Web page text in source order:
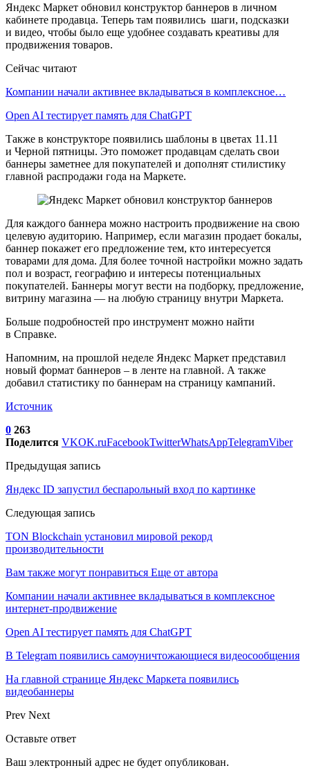
Яндекс Маркет обновил конструктор баннеров в личном
кабинете продавца. Теперь там появились шаги, подсказки
и видео, чтобы было еще удобнее создавать креативы для
продвижения товаров.
Сейчас читают
Компании начали активнее вкладываться в комплексное…
Open AI тестирует память для ChatGPT
Также в конструкторе появились шаблоны в цветах 11.11
и Черной пятницы. Это поможет продавцам сделать свои
баннеры заметнее для покупателей и дополнят стилистику
главной распродажи года на Маркете.
Для каждого баннера можно настроить продвижение на свою
целевую аудиторию. Например, если магазин продает бокалы,
баннер покажет его предложение тем, кто интересуется
товарами для дома. Для более точной настройки можно задать
пол и возраст, географию и интересы потенциальных
покупателей. Баннеры могут вести на подборку, предложение,
витрину магазина — на любую страницу внутри Маркета.
Больше подробностей про инструмент можно найти
в Справке.
Напомним, на прошлой неделе Яндекс Маркет представил
новый формат баннеров – в ленте на главной. А также
добавил статистику по баннерам на страницу кампаний.
Источник
0 263
Поделится VKOK.ruFacebookTwitterWhatsAppTelegramViber
Предыдущая запись
Яндекс ID запустил беспарольный вход по картинке
Следующая запись
TON Blockchain установил мировой рекорд
производительности
Вам также могут понравиться Еще от автора
Компании начали активнее вкладываться в комплексное
интернет-продвижение
Open AI тестирует память для ChatGPT
В Telegram появились самоуничтожающиеся видеосообщения
На главной странице Яндекс Маркета появились
видеобаннеры
Prev Next
Оставьте ответ
Ваш электронный адрес не будет опубликован.